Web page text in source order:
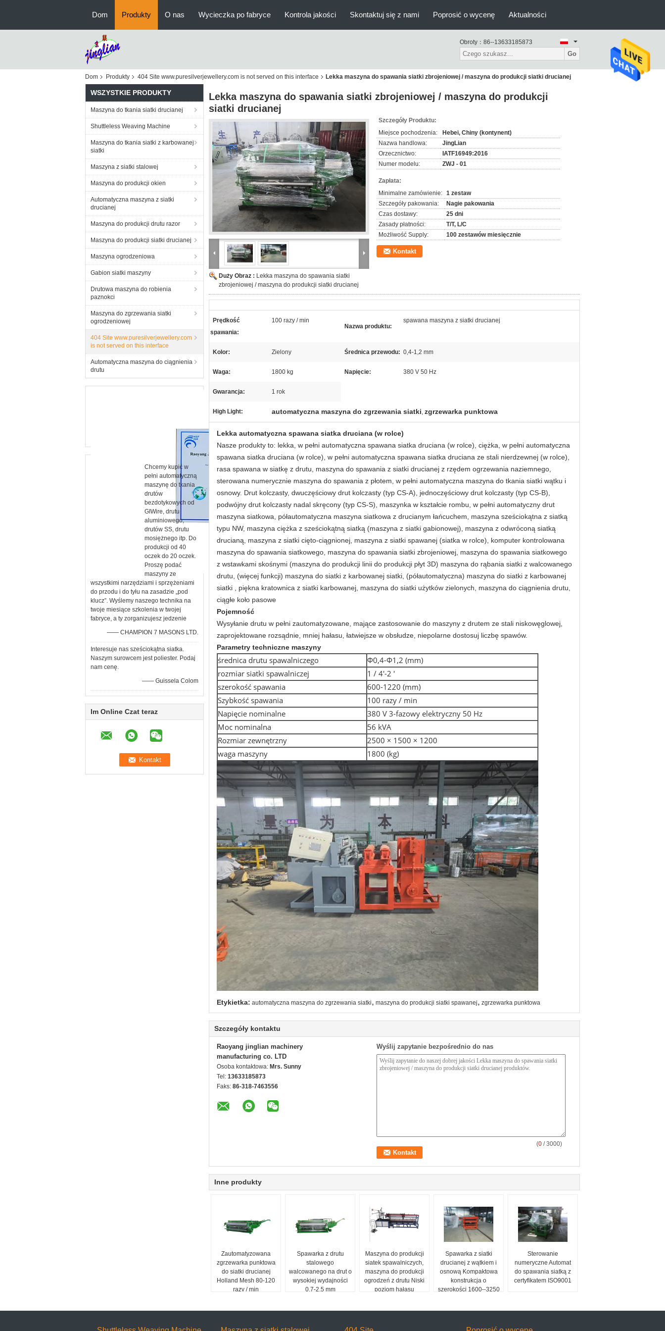
Dom Produkty O nas Wycieczka po fabryce Kontrola jakości Skontaktuj się z nami Poprosić o wycenę Aktualności
Obroty： 86--13633185873
Go
Dom Produkty 404 Site www.puresilverjewellery.com is not served on this interface Lekka maszyna do spawania siatki zbrojeniowej / maszyna do produkcji siatki drucianej
WSZYSTKIE PRODUKTY
Maszyna do tkania siatki drucianej
Shuttleless Weaving Machine
Maszyna do tkania siatki z karbowanej
siatki
Maszyna z siatki stalowej
Maszyna do produkcji okien
Automatyczna maszyna z siatki
drucianej
Maszyna do produkcji drutu razor
Maszyna do produkcji siatki drucianej
Maszyna ogrodzeniowa
Gabion siatki maszyny
Drutowa maszyna do robienia
paznokci
Maszyna do zgrzewania siatki
ogrodzeniowej
404 Site www.puresilverjewellery.com
is not served on this interface
Automatyczna maszyna do ciągnienia
drutu
Chcemy kupić w
pełni automatyczną
maszynę do tkania
drutów
bezdotykowych od
GIWire, drutu
aluminiowego,
drutów SS, drutu
mosiężnego itp. Do
produkcji od 40
oczek do 20 oczek.
Proszę podać
maszyny ze
wszystkimi narzędziami i sprzężeniami
do przodu i do tyłu na zasadzie „pod
klucz”. Wyślemy naszego technika na
twoje miesiące szkolenia w twojej
fabryce, a ty zorganizujesz jedzenie
—— CHAMPION 7 MASONS LTD.
Interesuje nas sześciokątna siatka.
Naszym surowcem jest poliester. Podaj
nam cenę.
—— Guissela Colom
Im Online Czat teraz
Lekka maszyna do spawania siatki zbrojeniowej / maszyna do produkcji
siatki drucianej
Duży Obraz : Lekka maszyna do spawania siatki
zbrojeniowej / maszyna do produkcji siatki drucianej
Szczegóły Produktu:
Miejsce pochodzenia:
Hebei, Chiny (kontynent)
Nazwa handlowa:
JingLian
Orzecznictwo:
IATF16949:2016
Numer modelu:
ZWJ - 01
Zapłata:
Minimalne zamówienie: 1 zestaw
Szczegóły pakowania:
Nagie pakowania
Czas dostawy:
25 dni
Zasady płatności:
T/T, L/C
Możliwość Supply:
100 zestawów miesięcznie
Kontakt
Prędkość
spawania:
100 razy / min
Nazwa produktu:
spawana maszyna z siatki drucianej
Kolor: Zielony Średnica przewodu: 0,4-1,2 mm
Waga: 1800 kg Napięcie: 380 V 50 Hz
Gwarancja: 1 rok
High Light: automatyczna maszyna do zgrzewania siatki, zgrzewarka punktowa
Lekka automatyczna spawana siatka druciana (w rolce)
Nasze produkty to: lekka, w pełni automatyczna spawana siatka druciana (w rolce), ciężka, w pełni automatyczna
spawana siatka druciana (w rolce), w pełni automatyczna spawana siatka druciana ze stali nierdzewnej (w rolce),
rasa spawana w siatkę z drutu, maszyna do spawania z siatki drucianej z rzędem ogrzewania naziemnego,
sterowana numerycznie maszyna do spawania z płotem, w pełni automatyczna maszyna do tkania siatki wątku i
osnowy. Drut kolczasty, dwuczęściowy drut kolczasty (typ CS-A), jednoczęściowy drut kolczasty (typ CS-B),
podwójny drut kolczasty nadal skręcony (typ CS-S), maszynka w kształcie rombu, w pełni automatyczny drut
maszyna siatkowa, półautomatyczna maszyna siatkowa z drucianym łańcuchem, maszyna sześciokątna z siatką
typu NW, maszyna ciężka z sześciokątną siatką (maszyna z siatki gabionowej), maszyna z odwróconą siatką
drucianą, maszyna z siatki cięto-ciągnionej, maszyna z siatki spawanej (siatka w rolce), komputer kontrolowana
maszyna do spawania siatkowego, maszyna do spawania siatki zbrojeniowej, maszyna do spawania siatkowego
z wstawkami skośnymi (maszyna do produkcji linii do produkcji płyt 3D) maszyna do rąbania siatki z walcowanego
drutu, (więcej funkcji) maszyna do siatki z karbowanej siatki, (półautomatyczna) maszyna do siatki z karbowanej
siatki , piękna kratownica z siatki karbowanej, maszyna do siatki użytków zielonych, maszyna do ciągnienia drutu,
ciągłe koło pasowe
Pojemność
Wysyłanie drutu w pełni zautomatyzowane, mające zastosowanie do maszyny z drutem ze stali niskowęglowej,
zaprojektowane rozsądnie, mniej hałasu, łatwiejsze w obsłudze, niepolarne dostosuj liczbę spawów.
Parametry techniczne maszyny
średnica drutu spawalniczego
Φ0,4-Φ1,2 (mm)
rozmiar siatki spawalniczej
1 / 4′-2 ′
szerokość spawania
600-1220 (mm)
Szybkość spawania
100 razy / min
Napięcie nominalne
380 V 3-fazowy elektryczny 50 Hz
Moc nominalna
56 kVA
Rozmiar zewnętrzny
2500 × 1500 × 1200
waga maszyny
1800 (kg)
Etykietka: automatyczna maszyna do zgrzewania siatki, maszyna do produkcji siatki spawanej, zgrzewarka punktowa
Szczegóły kontaktu
Raoyang jinglian machinery
manufacturing co. LTD
Osoba kontaktowa: Mrs. Sunny
Tel: 13633185873
Faks: 86-318-7463556
Wyślij zapytanie bezpośrednio do nas
(0 / 3000)
Inne produkty
Zautomatyzowana
zgrzewarka punktowa
do siatki drucianej
Holland Mesh 80-120
razy / min
Spawarka z drutu
stalowego
walcowanego na drut o
wysokiej wydajności
0,7-2,5 mm
Maszyna do produkcji
siatek spawalniczych,
maszyna do produkcji
ogrodzeń z drutu Niski
poziom hałasu
Spawarka z siatki
drucianej z wątkiem i
osnową Kompaktowa
konstrukcja o
szerokości 1600--3250
Sterowanie
numeryczne Automat
do spawania siatką z
certyfikatem ISO9001